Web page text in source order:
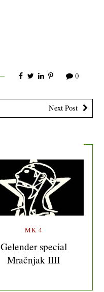
0
Next Post
MK 4
Gelender special
Mračnjak IIII